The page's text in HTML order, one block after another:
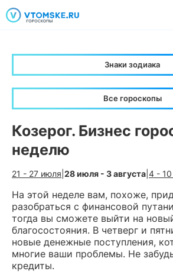
Знаки зодиака
Козерог. Бизнес
неделю
21 - 27 июля 28 июля - 3 августа 4 - 10
На этой неделе вам, похоже,
разобраться с финансовой
тогда вы сможете выйти на
благосостояния. В четверг и
новые денежные поступления,
многие ваши проблемы. Не
кредиты.
Все гороскопы